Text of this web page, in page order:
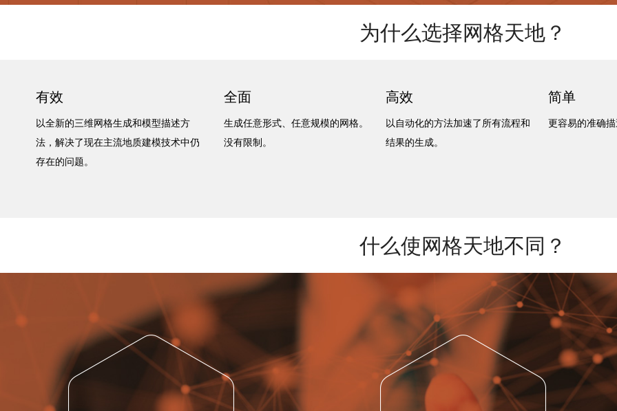
为什么选择网格天地？
有效
以全新的三维网格生成和模型描述方
法，解决了现在主流地质建模技术中仍
存在的问题。
全面
生成任意形式、任意规模的网格。
没有限制。
高效
以自动化的方法加速了所有流程和
结果的生成。
简单
更容易的准确
什么使网格天地不同？